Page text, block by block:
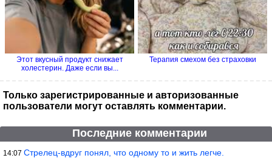
Этот вкусный продукт снижает
холестерин. Даже если вы...
Терапия смехом без страховки
Только зарегистрированные и авторизованные
пользователи могут оставлять комментарии.
Последние комментарии
14:07 Стрелец-вдруг понял, что одному то и жить легче.